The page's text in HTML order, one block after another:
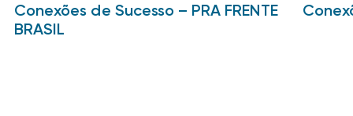
Conexões de Sucesso – PRA FRENTE
BRASIL